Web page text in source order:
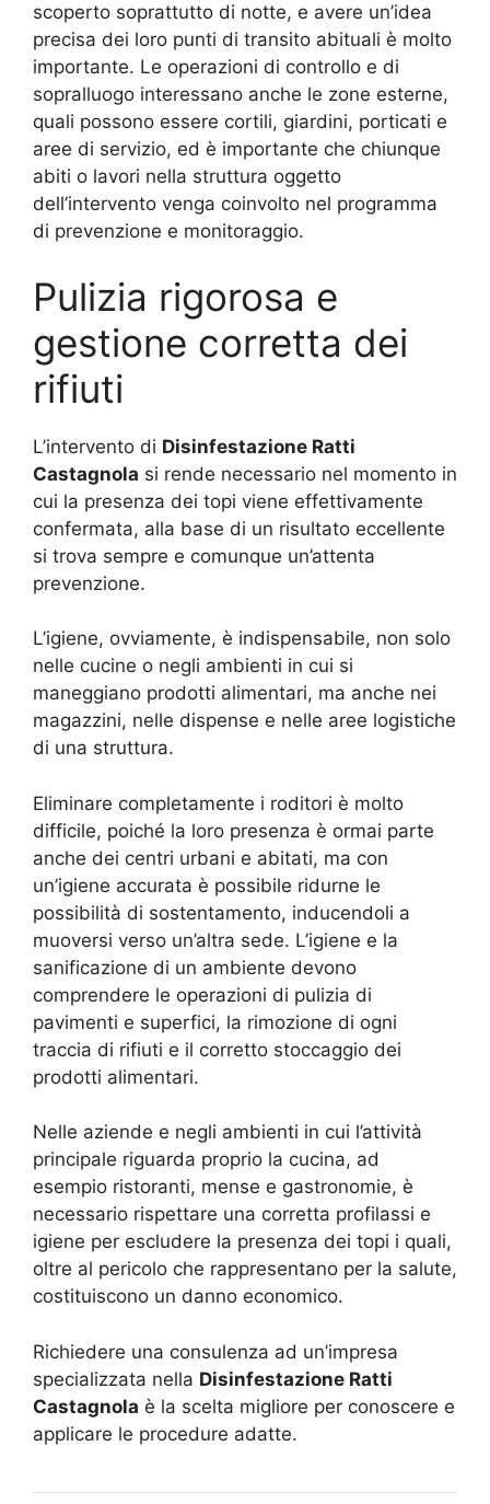
scoperto soprattutto di notte, e avere un’idea
precisa dei loro punti di transito abituali è molto
importante. Le operazioni di controllo e di
sopralluogo interessano anche le zone esterne,
quali possono essere cortili, giardini, porticati e
aree di servizio, ed è importante che chiunque
abiti o lavori nella struttura oggetto
dell’intervento venga coinvolto nel programma
di prevenzione e monitoraggio.
Pulizia rigorosa e
gestione corretta dei
rifiuti
L’intervento di Disinfestazione Ratti
Castagnola si rende necessario nel momento in
cui la presenza dei topi viene effettivamente
confermata, alla base di un risultato eccellente
si trova sempre e comunque un’attenta
prevenzione.
L’igiene, ovviamente, è indispensabile, non solo
nelle cucine o negli ambienti in cui si
maneggiano prodotti alimentari, ma anche nei
magazzini, nelle dispense e nelle aree logistiche
di una struttura.
Eliminare completamente i roditori è molto
difficile, poiché la loro presenza è ormai parte
anche dei centri urbani e abitati, ma con
un’igiene accurata è possibile ridurne le
possibilità di sostentamento, inducendoli a
muoversi verso un’altra sede. L’igiene e la
sanificazione di un ambiente devono
comprendere le operazioni di pulizia di
pavimenti e superfici, la rimozione di ogni
traccia di rifiuti e il corretto stoccaggio dei
prodotti alimentari.
Nelle aziende e negli ambienti in cui l’attività
principale riguarda proprio la cucina, ad
esempio ristoranti, mense e gastronomie, è
necessario rispettare una corretta profilassi e
igiene per escludere la presenza dei topi i quali,
oltre al pericolo che rappresentano per la salute,
costituiscono un danno economico.
Richiedere una consulenza ad un’impresa
specializzata nella Disinfestazione Ratti
Castagnola è la scelta migliore per conoscere e
applicare le procedure adatte.